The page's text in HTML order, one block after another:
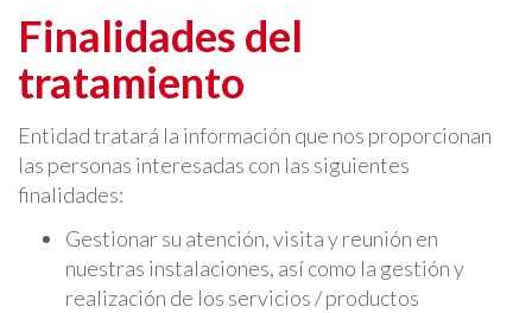
Finalidades del
tratamiento
Entidad tratará la información que nos proporcionan
las personas interesadas con las siguientes
finalidades:
Gestionar su atención, visita y reunión en
nuestras instalaciones, así como la gestión y
realización de los servicios / productos